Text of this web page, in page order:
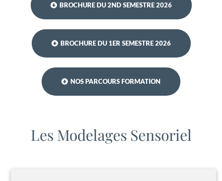
BROCHURE DU 2ND SEMESTRE 2026
BROCHURE DU 1ER SEMESTRE 2026
NOS PARCOURS FORMATION
Les Modelages Sensoriel